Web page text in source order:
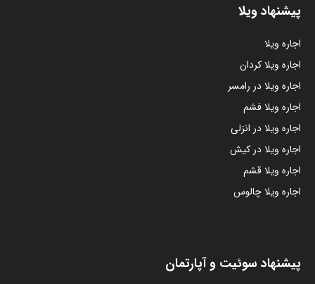
پیشنهاد ویلا
اجاره ویلا
اجاره ویلا کردان
اجاره ویلا در رامسر
اجاره ویلا فشم
اجاره ویلا در انزلی
اجاره ویلا در کیش
اجاره ویلا قشم
اجاره ویلا چالوس
پیشنهاد سوئیت و آپارتمان